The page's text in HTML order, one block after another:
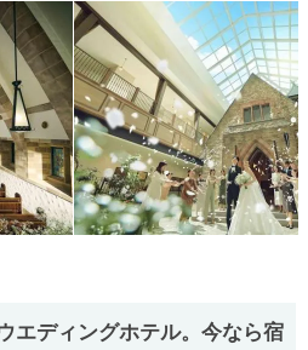
エディングホテル。今なら宿